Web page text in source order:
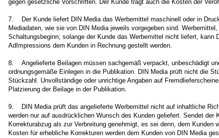
gegen gesetzliche Vorschriften. Der Kunde trägt auch die Kosten der
7. Der Kunde liefert DIN Media das Werbemittel maschinell oder in
Mediadaten, wie sie von DIN Media jeweils vorgegeben sind.
Schaltungsbeginn; solange der Kunde das Werbemittel nicht liefert,
AdImpressions dem Kunden in Rechnung gestellt werden.
8. Angelieferte Beilagen müssen sachgemäß verpackt, unbeschädigt
ordnungsgemäße Einlegen in die Publikation. DIN Media prüft nicht die
Stückzahl. Unvollständige oder unrichtige Angaben auf
Platzierung der Beilage in der Publikation.
9. DIN Media prüft das angelieferte Werbemittel nicht auf inhaltliche
werden nur auf ausdrücklichen Wunsch des Kunden geliefert. Sendet
Korrekturabzug als zur Verbreitung genehmigt, es sei denn, dem
Kosten für erhebliche Korrekturen werden dem Kunden von DIN Media